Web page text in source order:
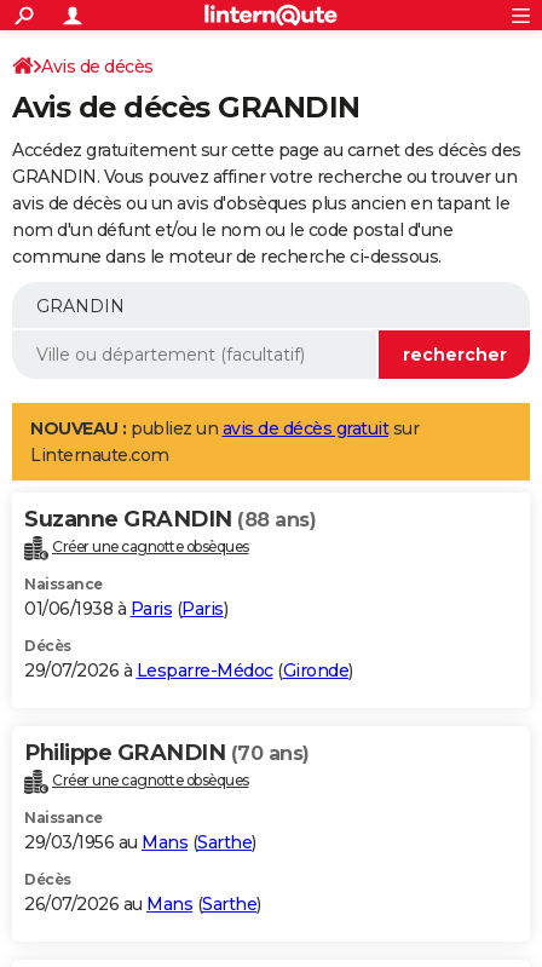
ACTUALITÉS
Politique
Société
Faits Divers
Education
Monde
Villes
+
SPORT
Coupe du monde 2026
Football
Tennis
Cyclisme
Rugby
Forum
Programme TV
TNT
Streaming
Cinéma
Sorties cinéma
Musique
+
FINANCE
Retraite
Epargne
Immobilier
Risques naturels par ville
Banque
Assurance
AUTO
Essais
Réserver un essai
Citadines
Berlines
SUV
Forum auto
+
Mobiles
Meilleur smartphone
Internet
Ordinateurs
Jeux vidéo
Guide high-tech
Aménagement intérieur
LIFESTYLE
Art de vivre
Bien-être
Loisirs
Mode
Modes de vie
Alimentation
Guide de la santé
Maladies
Médicaments
Sommeil
VOYAGE
Destinations
City break
Voyage nature
Voyage de noces
Forum
Climat
+PHOTO
GUIDES D'ACHAT
BONS PLANS
Carte de Noël
Carte Bonne année
Carte Saint-Valentin
Carte Pâques
Carte d'anniversaire
DICTIONNAIRE
Dictionnaire
Biographies
Citations
Expressions
Proverbes
PROGRAMME TV
S'inscrire
Se connecter
Lycées
Collèges
Primaires
Universités
Entreprises
Service militaire
Avis de recherche
AVIS DE DÉCÈS
Avis de décès
Avis de décès GRANDIN
Accédez gratuitement sur cette page au carnet des décès des
GRANDIN. Vous pouvez affiner votre recherche ou trouver un
avis de décès ou un avis d'obsèques plus ancien en tapant le
nom d'un défunt et/ou le nom ou le code postal d'une
commune dans le moteur de recherche ci-dessous.
NOUVEAU : publiez un avis de décès gratuitsur
Linternaute.com
Suzanne GRANDIN (88 ans)
Créer une cagnotte obsèques
Naissance
01/06/1938 à Paris (Paris)
Décès
29/07/2026 à Lesparre-Médoc(Gironde)
Philippe GRANDIN (70 ans)
Créer une cagnotte obsèques
Naissance
29/03/1956 au Mans (Sarthe)
Décès
26/07/2026 au Mans (Sarthe)